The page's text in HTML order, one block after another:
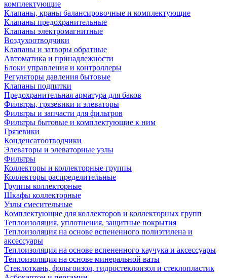
комплектующие
Клапаны, краны балансировочные и комплектующие
Клапаны предохранительные
Клапаны электромагнитные
Воздухоотводчики
Клапаны и затворы обратные
Автоматика и принадлежности
Блоки управления и контроллеры
Регуляторы давления бытовые
Клапаны подпитки
Предохранительная арматура для баков
Фильтры, грязевики и элеваторы
Фильтры и запчасти для фильтров
Фильтры бытовые и комплектующие к ним
Грязевики
Конденсатоотводчики
Элеваторы и элеваторные узлы
Фильтры
Коллекторы и коллекторные группы
Коллекторы распределительные
Группы коллекторные
Шкафы коллекторные
Узлы смесительные
Комплектующие для коллекторов и коллекторных групп
Теплоизоляция, уплотнения, защитные покрытия
Теплоизоляция на основе вспененного полиэтилена и
аксессуары
Теплоизоляция на основе вспененного каучука и аксессуары
Теплоизоляция на основе минеральной ваты
Стеклоткань, фольгоизол, гидростеклоизол и стеклопластик